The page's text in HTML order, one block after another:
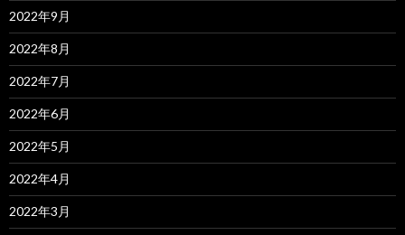
2022年9月
2022年8月
2022年7月
2022年6月
2022年5月
2022年4月
2022年3月